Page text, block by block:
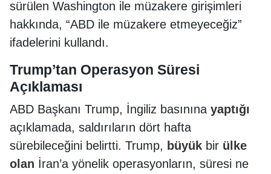
sürülen Washington ile müzakere girişimleri
hakkında, “ABD ile müzakere etmeyeceğiz”
ifadelerini kullandı.
Trump’tan Operasyon Süresi
Açıklaması
ABD Başkanı Trump, İngiliz basınına yaptığı
açıklamada, saldırıların dört hafta
sürebileceğini belirtti. Trump, büyük bir ülke
olan İran’a yönelik operasyonların, süresi ne